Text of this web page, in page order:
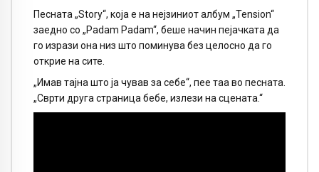
Песната „Story“, која е на нејзиниот албум „Tension“
заедно со „Padam Padam“, беше начин пејачката да
го изрази она низ што поминува без целосно да го
открие на сите.
„Имав тајна што ја чував за себе“, пее таа во песната.
„Сврти друга страница бебе, излези на сцената.“